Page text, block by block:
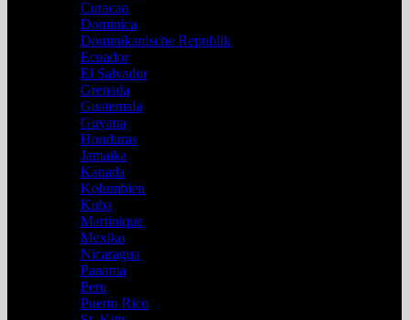
Curacao
Dominica
Dominikanische Republik
Ecuador
El Salvador
Grenada
Guatemala
Guyana
Honduras
Jamaika
Kanada
Kolumbien
Kuba
Martinique
Mexiko
Nicaragua
Panama
Peru
Puerto Rico